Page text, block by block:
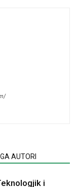
AUTORI
i